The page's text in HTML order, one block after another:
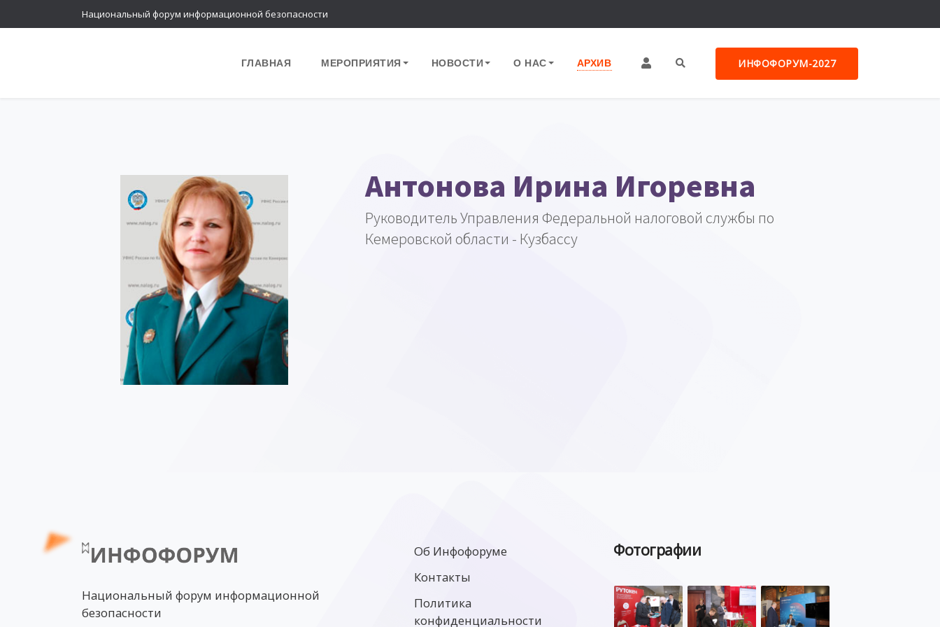
Национальный форум информационной безопасности
ГЛАВНАЯ МЕРОПРИЯТИЯ НОВОСТИ О НАС АРХИВ ИНФОФОРУМ-2027
Антонова Ирина Игоревна
Руководитель Управления Федеральной налоговой службы по
Кемеровской области - Кузбассу
Национальный форум информационной
безопасности
Об Инфофоруме
Контакты
Политика
конфиденциальности
Фотографии